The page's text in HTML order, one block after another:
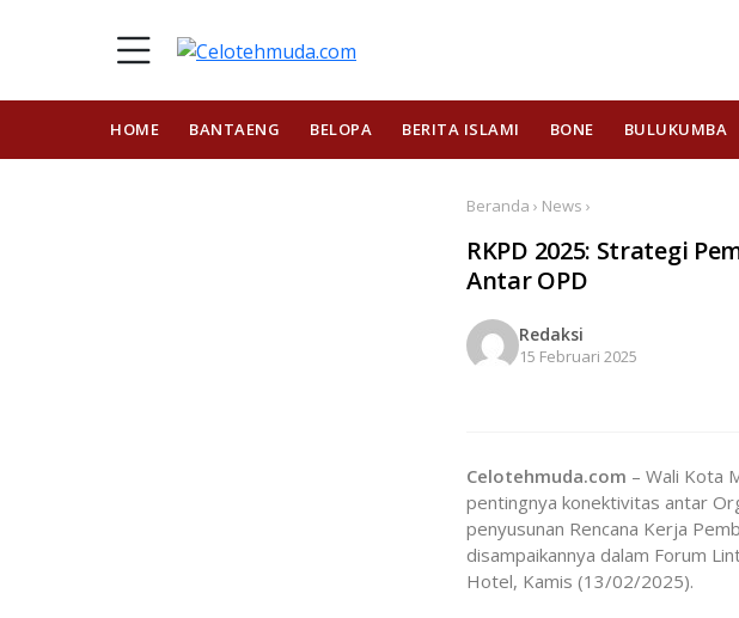
HOME BANTAENG BELOPA BERITA ISLAMI BONE BULUKUMBA
Beranda › News ›
RKPD 2025: Strategi
Antar OPD
Redaksi
15 Februari 2025
Celotehmuda.com – Wali Kota
pentingnya konektivitas antar
penyusunan Rencana Kerja
disampaikannya dalam Forum
Hotel, Kamis (13/02/2025).